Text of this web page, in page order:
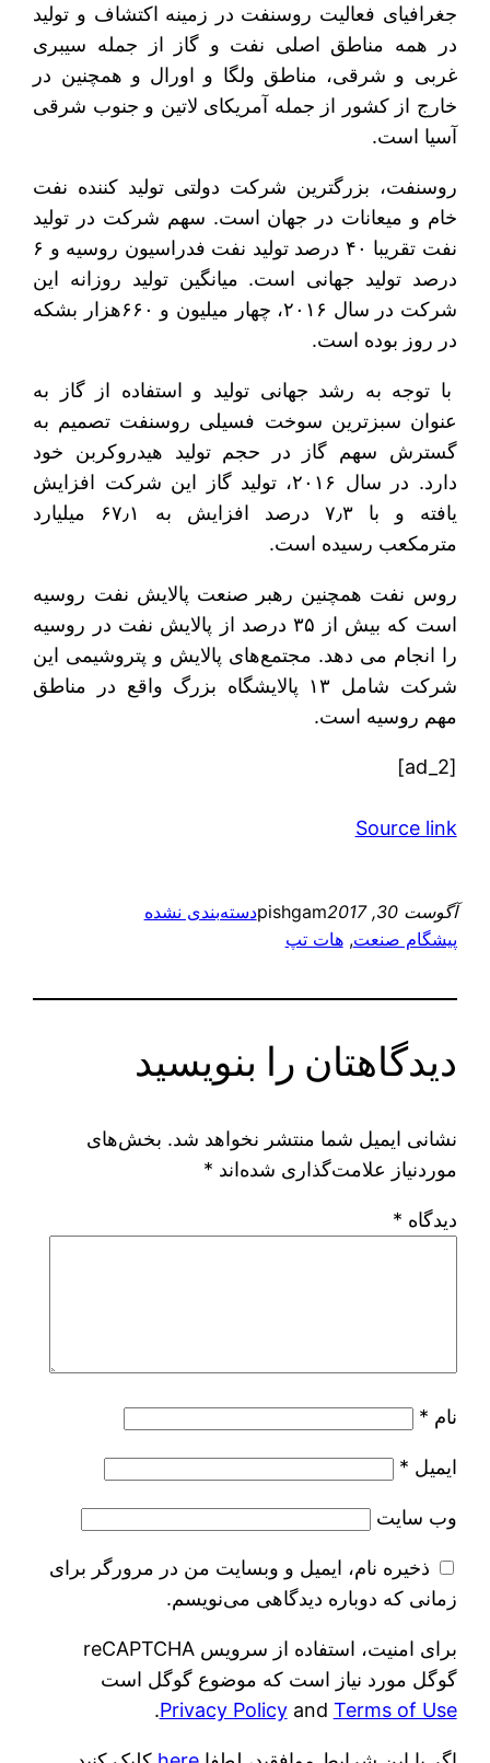
جغرافیای فعالیت روسنفت در زمینه اکتشاف و تولید
در همه مناطق اصلی نفت و گاز از جمله سیبری
غربی و شرقی، مناطق ولگا و اورال و همچنین در
خارج از کشور از جمله آمریکای لاتین و جنوب شرقی
آسیا است.
روسنفت، بزرگترین شرکت دولتی تولید کننده نفت
خام و میعانات در جهان است. سهم شرکت در تولید
نفت تقریبا ۴۰ درصد تولید نفت فدراسیون روسیه و ۶
درصد تولید جهانی است. میانگین تولید روزانه این
شرکت در سال ۲۰۱۶، چهار میلیون و ۶۶۰هزار بشکه
در روز بوده است.
با توجه به رشد جهانی تولید و استفاده از گاز به
عنوان سبزترین سوخت فسیلی روسنفت تصمیم به
گسترش سهم گاز در حجم تولید هیدروکربن خود
دارد. در سال ۲۰۱۶، تولید گاز این شرکت افزایش
یافته و با ۷٫۳ درصد افزایش به ۶۷٫۱ میلیارد
مترمکعب رسیده است.
روس نفت همچنین رهبر صنعت پالایش نفت روسیه
است که بیش از ۳۵ درصد از پالایش نفت در روسیه
را انجام می دهد. مجتمع‌های پالایش و پتروشیمی این
شرکت شامل ۱۳ پالایشگاه بزرگ واقع در مناطق
مهم روسیه است.
[ad_2]
Source link
آگوست 30, 2017 pishgamدسته‌بندی نشده
پیشگام صنعت, هات تپ
دیدگاهتان را بنویسید
نشانی ایمیل شما منتشر نخواهد شد. بخش‌های
موردنیاز علامت‌گذاری شده‌اند *
دیدگاه *
نام *
ایمیل *
وب‌ سایت
ذخیره نام، ایمیل و وبسایت من در مرورگر برای
زمانی که دوباره دیدگاهی می‌نویسم.
برای امنیت، استفاده از سرویس reCAPTCHA
گوگل مورد نیاز است که موضوع گوگل است
Privacy Policyand Terms of Use
.